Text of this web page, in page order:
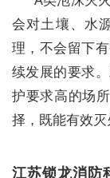
会对土壤、水
理，不会留下
续发展的要求
护要求高的场
择，既能有效灭
江苏锁龙消防